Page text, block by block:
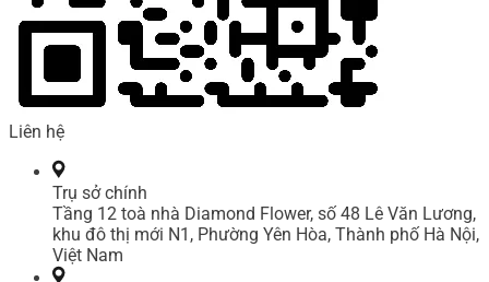
Liên hệ
Trụ sở chính
Tầng 12 toà nhà Diamond Flower, số 48 Lê Văn Lương,
khu đô thị mới N1, Phường Yên Hòa, Thành phố Hà Nội,
Việt Nam